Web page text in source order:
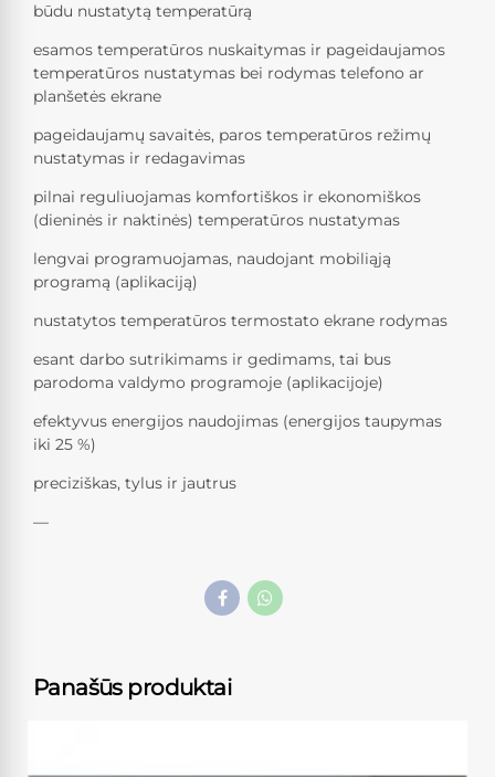
būdu nustatytą temperatūrą
esamos temperatūros nuskaitymas ir pageidaujamos
temperatūros nustatymas bei rodymas telefono ar
planšetės ekrane
pageidaujamų savaitės, paros temperatūros režimų
nustatymas ir redagavimas
pilnai reguliuojamas komfortiškos ir ekonomiškos
(dieninės ir naktinės) temperatūros nustatymas
lengvai programuojamas, naudojant mobiliąją
programą (aplikaciją)
nustatytos temperatūros termostato ekrane rodymas
esant darbo sutrikimams ir gedimams, tai bus
parodoma valdymo programoje (aplikacijoje)
efektyvus energijos naudojimas (energijos taupymas
iki 25 %)
preciziškas, tylus ir jautrus
—
Panašūs produktai